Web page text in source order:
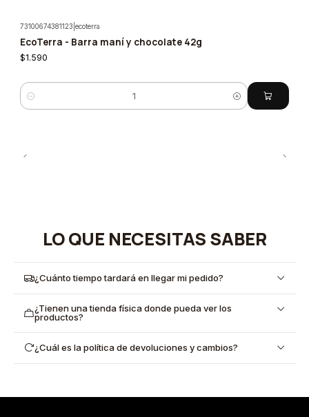
73100674381123 |ecoterra
EcoTerra - Barra maní y chocolate 42g
$1.590
Cantidad
LO QUE NECESITAS SABER
¿Cuánto tiempo tardará en llegar mi pedido?
¿Tienen una tienda física donde pueda ver los
productos?
¿Cuál es la política de devoluciones y cambios?